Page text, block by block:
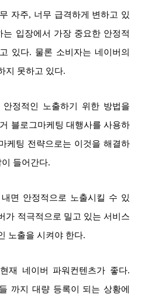
자주, 너무 급격하게 변하고 있
는 입장에서 가장 중요한 안정적
있다. 물론 소비자는 네이버의
지 못하고 있다.
정적인 노출하기 위한 방법을
블로그마케팅 대행사를 사용하
케팅 전략으로는 이것을 해결하
들어간다.
면 안정적으로 노출시킬 수 있
가 적극적으로 밀고 있는 서비스
노출을 시켜야 한다.
재 네이버 파워컨텐츠가 좋다.
까지 대량 등록이 되는 상황에